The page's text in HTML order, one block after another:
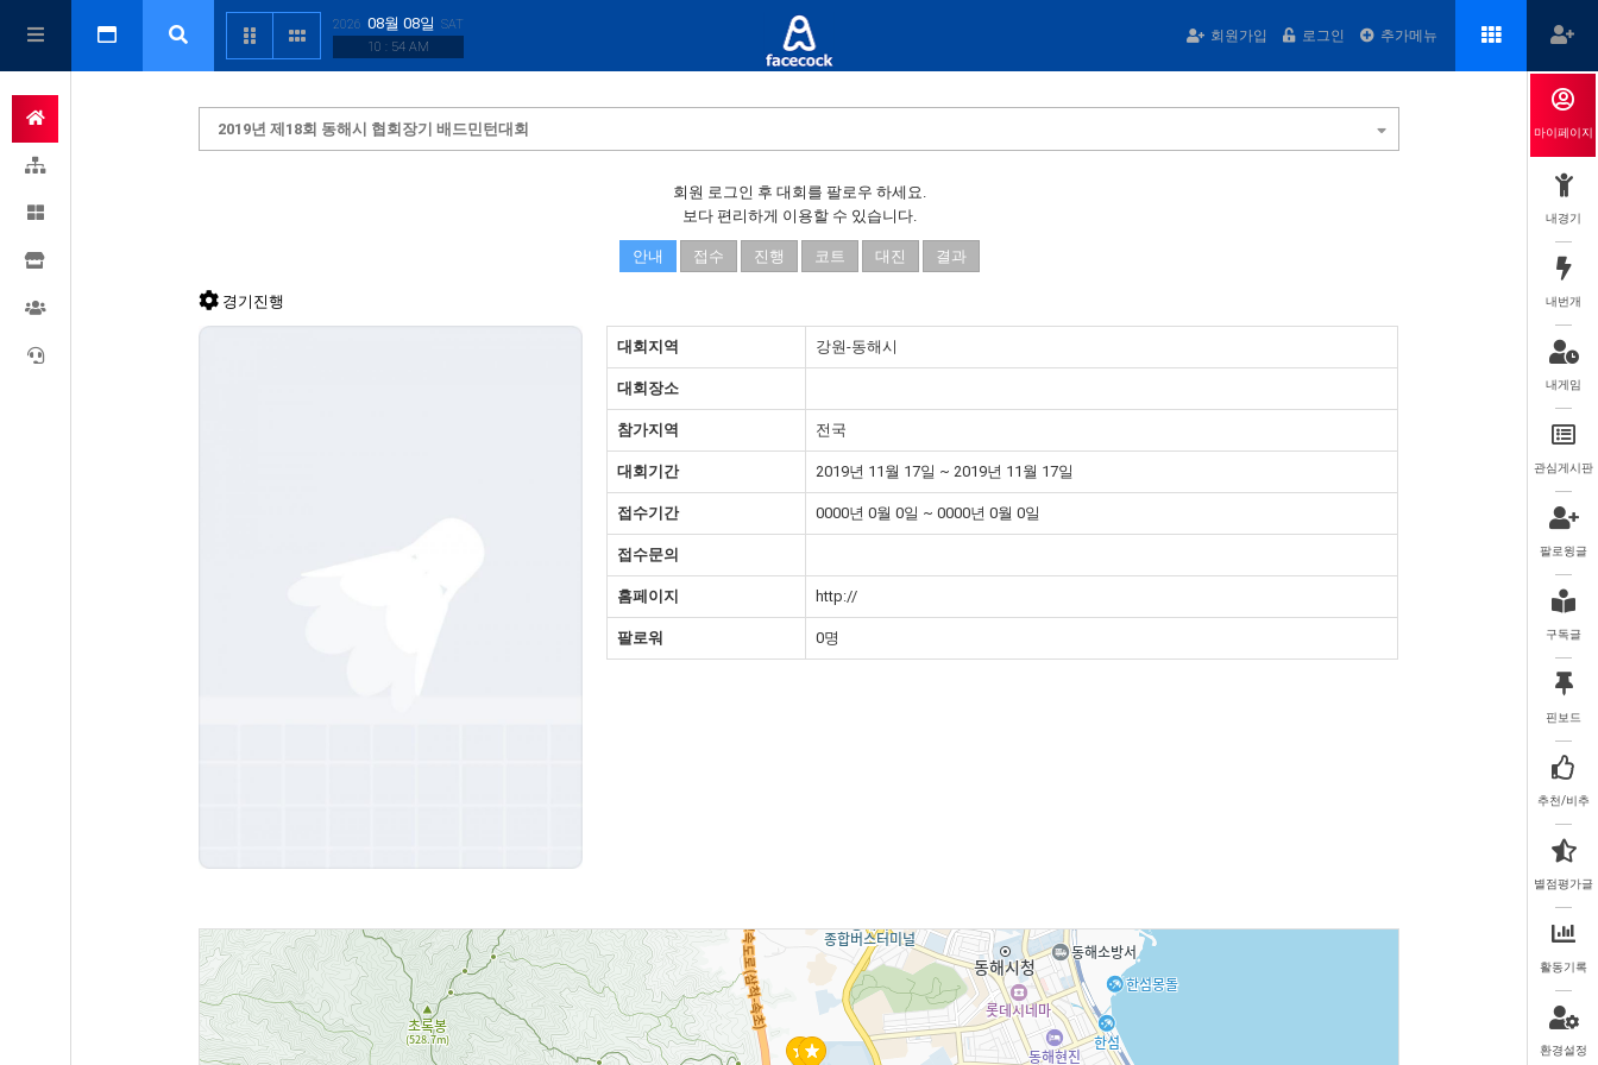
2026 08월 08일 SAT
10 : 54 AM
회원가입 로그인 추가메뉴
2019년 제18회 동해시 협회장기 배드민턴대회
회원 로그인 후 대회를 팔로우 하세요.
보다 편리하게 이용할 수 있습니다.
안내 접수 진행 코트 대진 결과
경기진행
대회지역 강원-동해시
대회장소
참가지역 전국
대회기간 2019년 11월 17일 ~ 2019년 11월 17일
접수기간 0000년 0월 0일 ~ 0000년 0월 0일
접수문의
홈페이지 http://
팔로워 0명
마이페이지
내경기
내번개
내게임
관심게시판
팔로윙글
구독글
핀보드
추천/비추
별점평가글
활동기록
환경설정